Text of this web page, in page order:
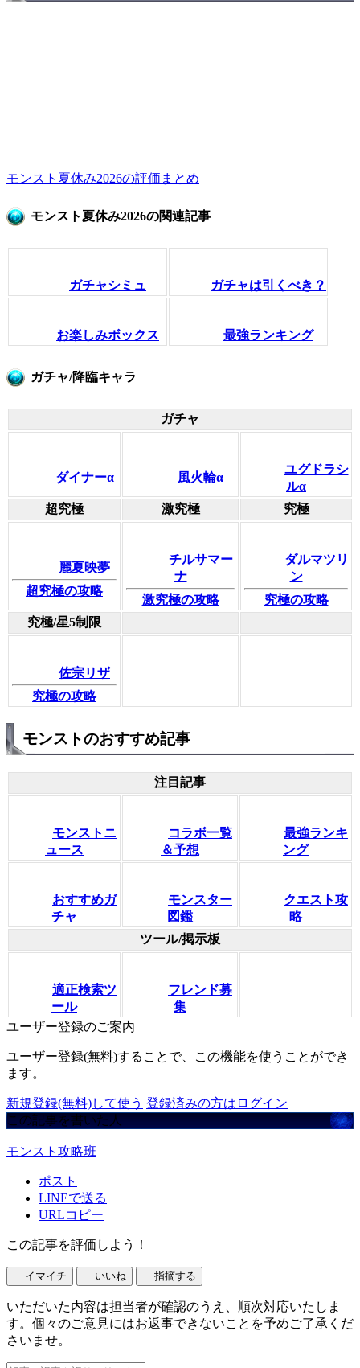
モンスト夏休み2026の評価まとめ
モンスト夏休み2026の関連記事
ガチャシミュ ガチャは引くべき？
お楽しみボックス 最強ランキング
ガチャ/降臨キャラ
ガチャ
ダイナーα 風火輪α
ユグドラシ
ルα
超究極
激究極 究極
麗夏映夢
超究極の攻略
チルサマー
ナ
激究極の攻略
ダルマツリ
ン
究極の攻略
究極/星5制限
佐宗リザ
究極の攻略
モンストのおすすめ記事
注目記事
モンストニ
ュース
コラボ一覧
＆予想
最強ランキ
ング
おすすめガ
チャ
モンスター
図鑑
クエスト攻
略
ツール/掲示板
適正検索ツ
ール
フレンド募
集
ユーザー登録のご案内
ユーザー登録(無料)することで、この機能を使うことができ
ます。
新規登録(無料)して使う 登録済みの方はログイン
この記事を書いた人
モンスト攻略班
ポスト
LINEで送る
URLコピー
この記事を評価しよう！
イマイチ いいね 指摘する
いただいた内容は担当者が確認のうえ、順次対応いたしま
す。個々のご意見にはお返事できないことを予めご了承くだ
さいませ。